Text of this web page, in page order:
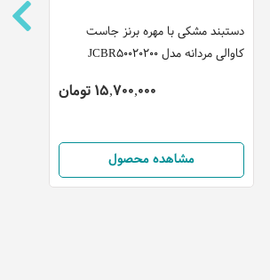
دستبند مشکی با مهره برنز جاست
کاوالی مردانه مدل JCBR50020200
15,700,000 تومان
مشاهده محصول